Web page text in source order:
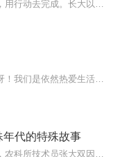
代的特殊故事